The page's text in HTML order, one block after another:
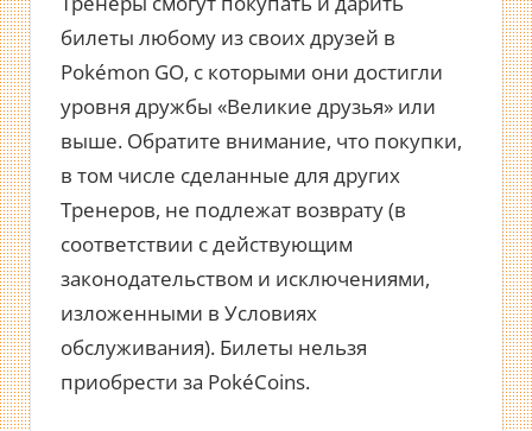
билеты любому из своих друзей в
Pokémon GO, с которыми они достигли
уровня дружбы «Великие друзья» или
выше. Обратите внимание, что покупки,
в том числе сделанные для других
Тренеров, не подлежат возврату (в
соответствии с действующим
законодательством и исключениями,
изложенными в Условиях
обслуживания). Билеты нельзя
приобрести за PokéCoins.